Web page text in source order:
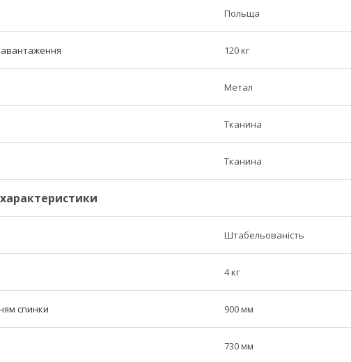
Польща
120 кг
Метал
Тканина
Тканина
Штабельованість
4 кг
спинки 900 мм
730 мм